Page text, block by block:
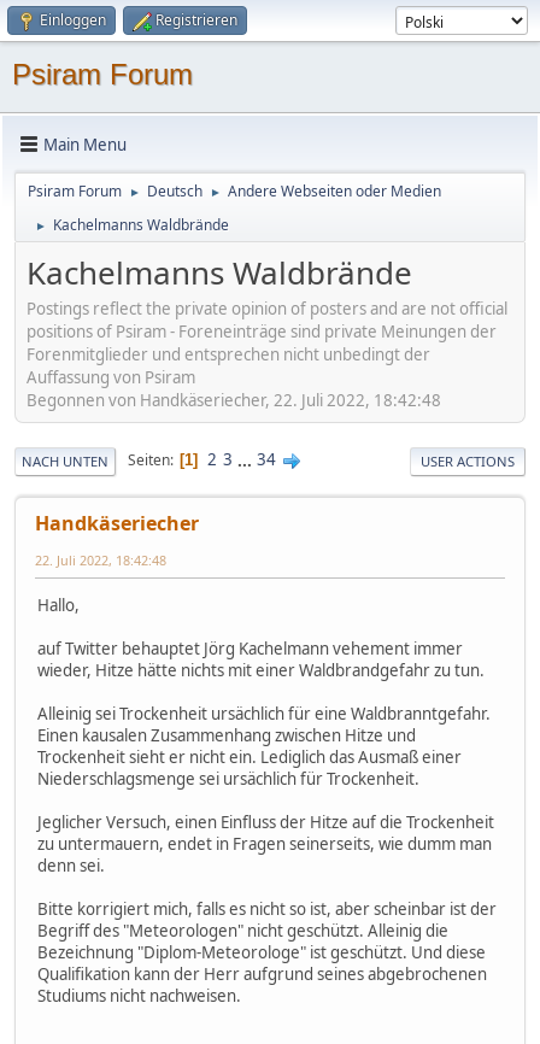
Einloggen Registrieren
Psiram Forum
Main Menu
Psiram Forum ► Deutsch ► Andere Webseiten oder Medien
► Kachelmanns Waldbrände
Kachelmanns Waldbrände
Postings reflect the private opinion of posters and are not official
positions of Psiram - Foreneinträge sind private Meinungen der
Forenmitglieder und entsprechen nicht unbedingt der
Auffassung von Psiram
Begonnen von Handkäseriecher, 22. Juli 2022, 18:42:48
NACH UNTEN Seiten 1 2 3 ... 34 USER ACTIONS
Handkäseriecher
22. Juli 2022, 18:42:48
Hallo,
auf Twitter behauptet Jörg Kachelmann vehement immer
wieder, Hitze hätte nichts mit einer Waldbrandgefahr zu tun.
Alleinig sei Trockenheit ursächlich für eine Waldbranntgefahr.
Einen kausalen Zusammenhang zwischen Hitze und
Trockenheit sieht er nicht ein. Lediglich das Ausmaß einer
Niederschlagsmenge sei ursächlich für Trockenheit.
Jeglicher Versuch, einen Einfluss der Hitze auf die Trockenheit
zu untermauern, endet in Fragen seinerseits, wie dumm man
denn sei.
Bitte korrigiert mich, falls es nicht so ist, aber scheinbar ist der
Begriff des "Meteorologen" nicht geschützt. Alleinig die
Bezeichnung "Diplom-Meteorologe" ist geschützt. Und diese
Qualifikation kann der Herr aufgrund seines abgebrochenen
Studiums nicht nachweisen.